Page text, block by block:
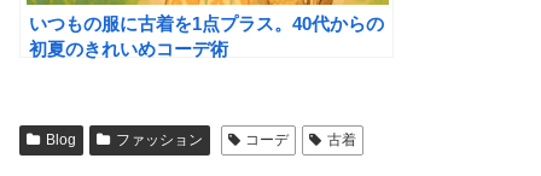
いつもの服に古着を1点プラス。40代からの
初夏のきれいめコーデ術
Blog ファッション コーデ 古着